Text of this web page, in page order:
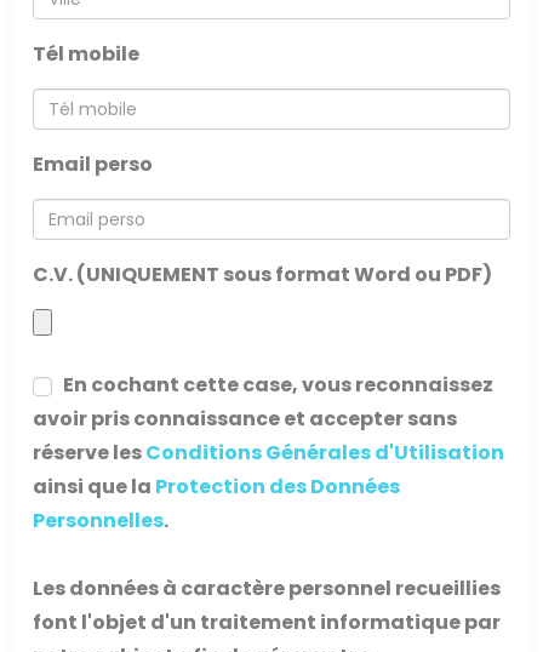
Tél mobile
Email perso
C.V. (UNIQUEMENT sous format Word ou PDF)
En cochant cette case, vous reconnaissez
avoir pris connaissance et accepter sans
réserve lesConditions Générales d'Utilisation
ainsi que la Protection des Données
Personnelles.
Les données à caractère personnel recueillies
font l'objet d'un traitement informatique par